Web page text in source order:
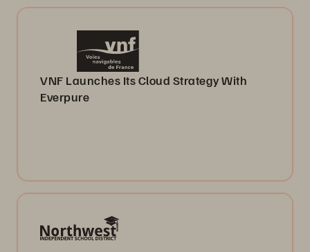
VNF Launches Its Cloud Strategy With
Everpure